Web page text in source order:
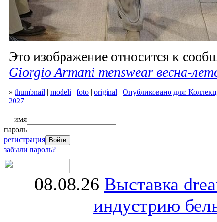
Это изображение относится к
Giorgio Armani menswear весна-
» thumbnail | modeli | foto | original | Опубликовано для:
2027
имя
пароль
регистрация
забыли пароль?
08.08.26 Выставка
индустрию